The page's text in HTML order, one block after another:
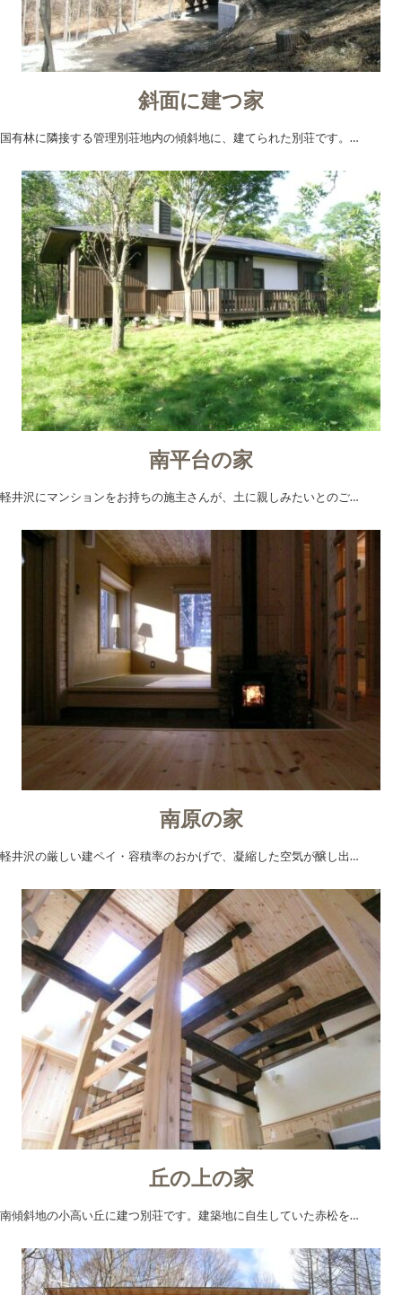
斜面に建つ家
国有林に隣接する管理別荘地内の傾斜地に、建てられた別荘です。…
南平台の家
軽井沢にマンションをお持ちの施主さんが、土に親しみたいとのご…
南原の家
軽井沢の厳しい建ペイ・容積率のおかげで、凝縮した空気が醸し出…
丘の上の家
南傾斜地の小高い丘に建つ別荘です。建築地に自生していた赤松を…